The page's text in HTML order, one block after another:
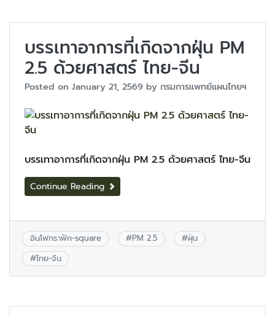
บรรเทาอาการที่เกิดจากฝุ่น PM
2.5 ด้วยศาสตร์ ไทย-จีน
Posted on January 21, 2569 by กรมการแพทย์แผนไทยฯ
บรรเทาอาการที่เกิดจากฝุ่น PM 2.5 ด้วยศาสตร์ ไทย-จีน
Continue Reading
อินโฟกราฟิก-square #PM 2.5 #ฝุ่น
#ไทย-จีน